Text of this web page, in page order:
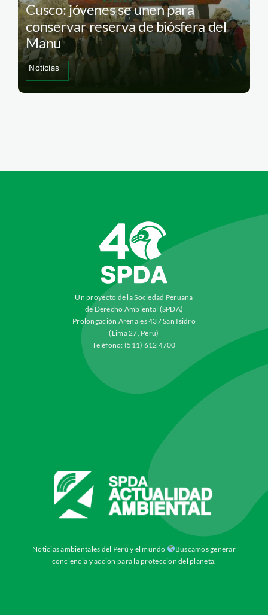
Cusco: jóvenes se unen para
conservar reserva de biósfera del
Manu
Noticias
Un proyecto de la Sociedad Peruana
de Derecho Ambiental (SPDA)
Prolongación Arenales 437 San Isidro
(Lima 27, Perú)
Teléfono: (511) 612 4700
Noticias ambientales del Perú y el mundo
Buscamos generar
conciencia y acción para la protección del planeta.